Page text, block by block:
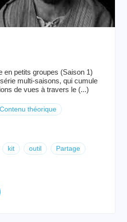
en petits groupes (Saison 1)
multi-saisons, qui cumule
de vues à travers le (...)
Contenu théorique
kit outil Partage